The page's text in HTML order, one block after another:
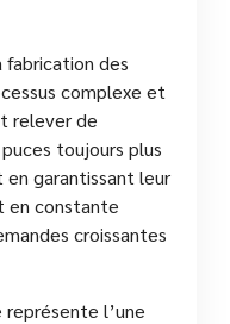
des
complexe et
relever de
toujours plus
garantissant leur
en constante
croissantes
l’une